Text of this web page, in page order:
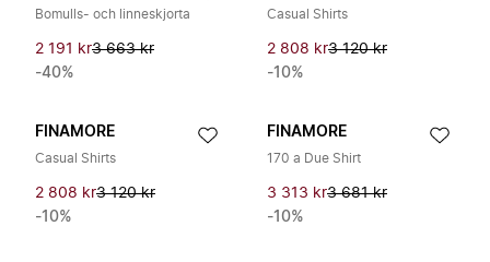
Bomulls- och linneskjorta
2 191 kr3 663 kr
-40%
Casual Shirts
2 808 kr3 120 kr
-10%
FINAMORE
Casual Shirts
2 808 kr3 120 kr
-10%
FINAMORE
170 a Due Shirt
3 313 kr3 681 kr
-10%